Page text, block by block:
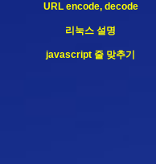
URL encode, decode
리눅스 설명
javascript 줄 맞추기